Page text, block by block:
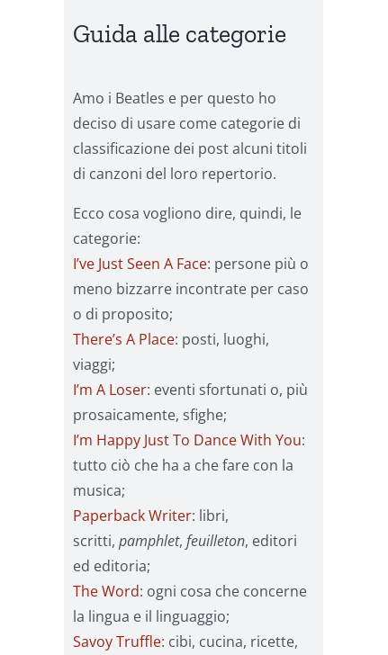
Guida alle categorie
Amo i Beatles e per questo ho
deciso di usare come categorie di
classificazione dei post alcuni titoli
di canzoni del loro repertorio.
Ecco cosa vogliono dire, quindi, le
categorie:
I’ve Just Seen A Face: persone più o
meno bizzarre incontrate per caso
o di proposito;
There’s A Place: posti, luoghi,
viaggi;
I’m A Loser: eventi sfortunati o, più
prosaicamente, sfighe;
I’m Happy Just To Dance With You:
tutto ciò che ha a che fare con la
musica;
Paperback Writer: libri,
scritti, pamphlet, feuilleton, editori
ed editoria;
The Word: ogni cosa che concerne
la lingua e il linguaggio;
Savoy Truffle: cibi, cucina, ricette,